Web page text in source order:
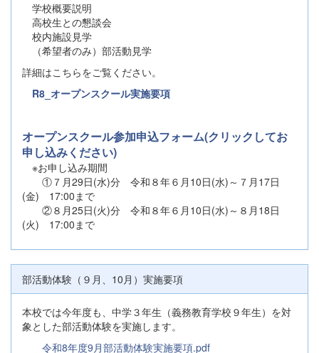
学校概要説明
高校生との懇談会
校内施設見学
（希望者のみ）部活動見学
詳細はこちらをご覧ください。
R8_オープンスクール実施要項
オープンスクール参加申込フォーム(クリックしてお
申し込みください)
※お申し込み期間
①７月29日(水)分 令和８年６月10日(水)～７月17日
(金) 17:00まで
②８月25日(火)分 令和８年６月10日(水)～８月18日
(火) 17:00まで
部活動体験（９月、10月）実施要項
本校では今年度も、中学３年生（義務教育学校９年生）を対
象とした部活動体験を実施します。
令和8年度9月部活動体験実施要項.pdf